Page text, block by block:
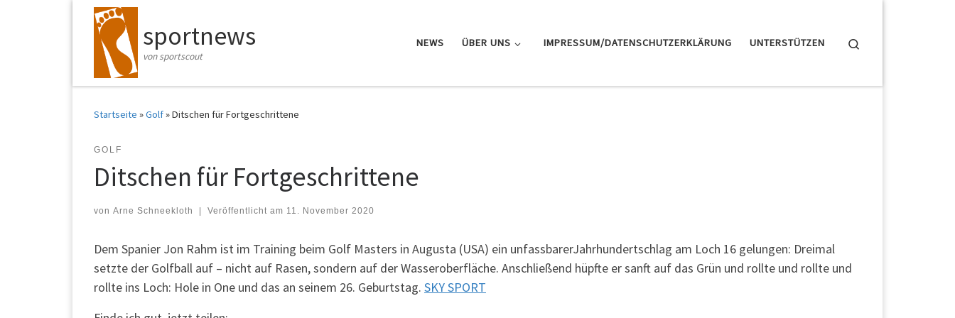
Zum Inhalt springen sportnews
von sportscout
NEWS ÜBER UNS IMPRESSUM/DATENSCHUTZERKLÄRUNG UNTERSTÜTZEN
Startseite »Golf»Ditschen für Fortgeschrittene
GOLF
Ditschen für Fortgeschrittene
von Arne Schneekloth Veröffentlicht am 11. November 2020
Dem Spanier Jon Rahm ist im Training beim Golf Masters in Augusta (USA) ein unfassbarerJahrhundertschlag am Loch 16 gelungen: Dreimal
setzte der Golfball auf – nicht auf Rasen, sondern auf der Wasseroberfläche. Anschließend hüpfte er sanft auf das Grün und rollte und rollte und
rollte ins Loch: Hole in One und das an seinem 26. Geburtstag. SKY SPORT